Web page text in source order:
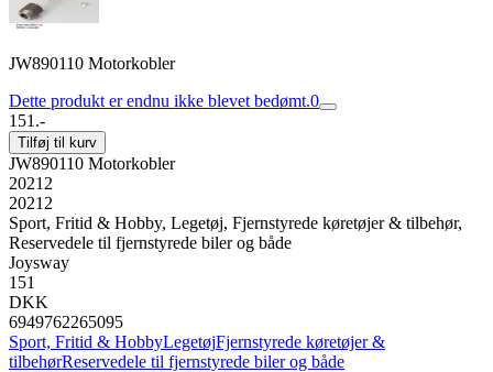
JW890110 Motorkobler
Dette produkt er endnu ikke blevet bedømt.0
151.-
Tilføj til kurv
JW890110 Motorkobler
20212
20212
Sport, Fritid & Hobby, Legetøj, Fjernstyrede køretøjer & tilbehør,
Reservedele til fjernstyrede biler og både
Joysway
151
DKK
6949762265095
Sport, Fritid & HobbyLegetøjFjernstyrede køretøjer &
tilbehørReservedele til fjernstyrede biler og både